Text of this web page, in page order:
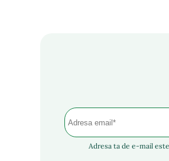
Adresa ta de e-mail